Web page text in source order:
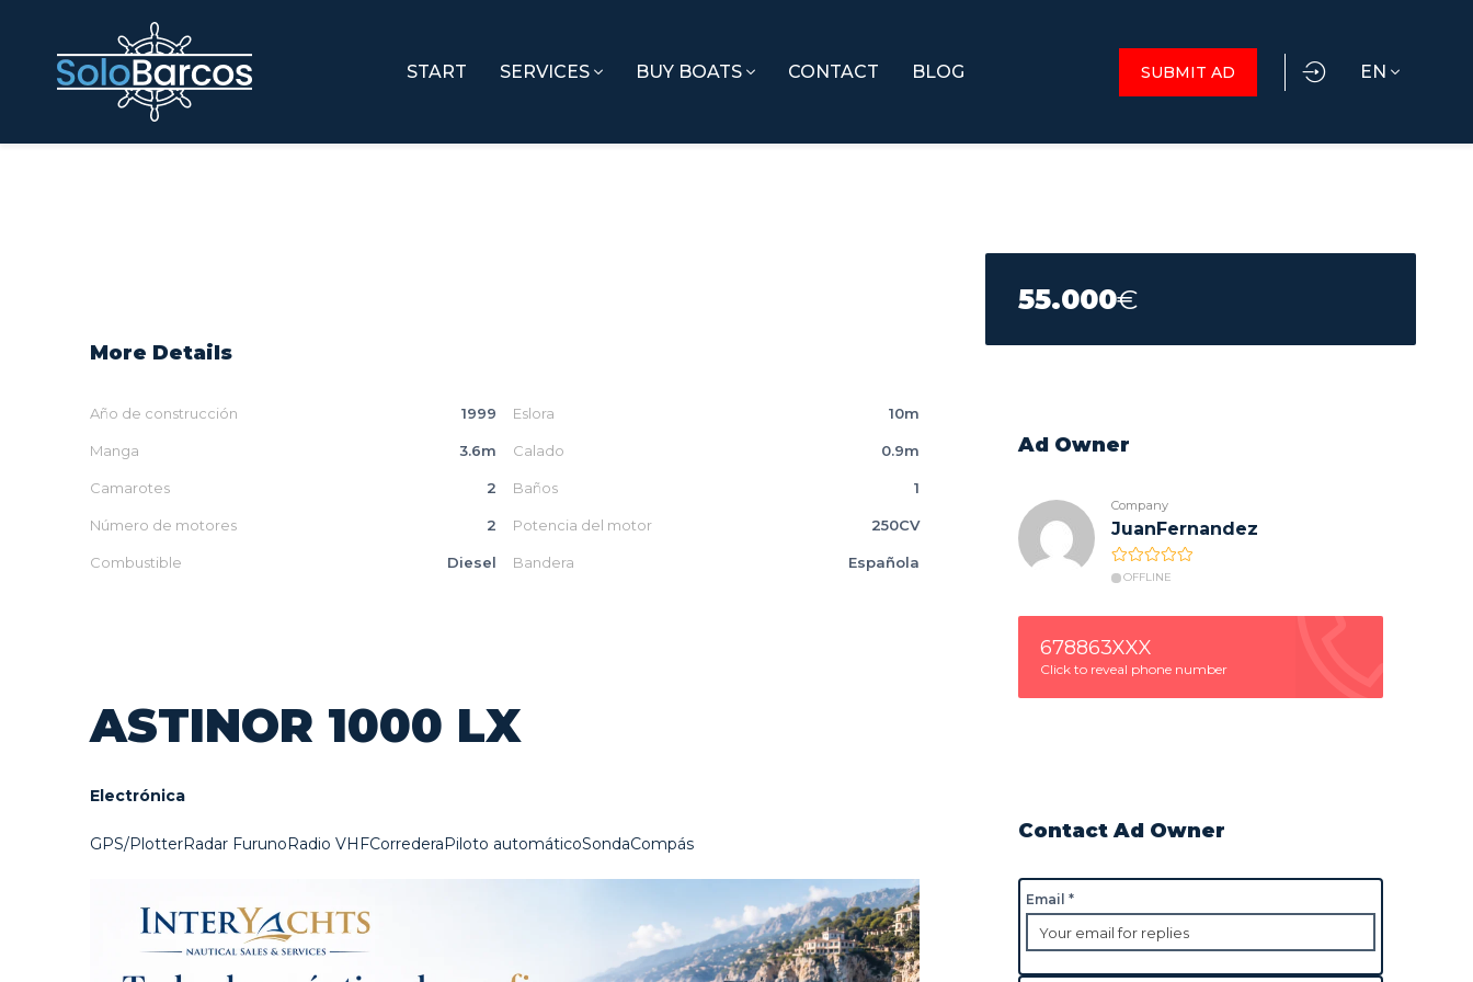
START SERVICES BUY BOATS CONTACT BLOG EN
SUBMIT AD
More Details
Año de construcción 1999 Eslora 10m
Manga 3.6m Calado 0.9m
Camarotes 2 Baños 1
Número de motores 2 Potencia del motor 250CV
Combustible Diesel Bandera Española
ASTINOR 1000 LX
Electrónica
GPS/PlotterRadar FurunoRadio VHFCorrederaPiloto automáticoSondaCompás
55.000€
Ad Owner
Company
JuanFernandez
OFFLINE
678863XXX
Click to reveal phone number
Contact Ad Owner
Email *